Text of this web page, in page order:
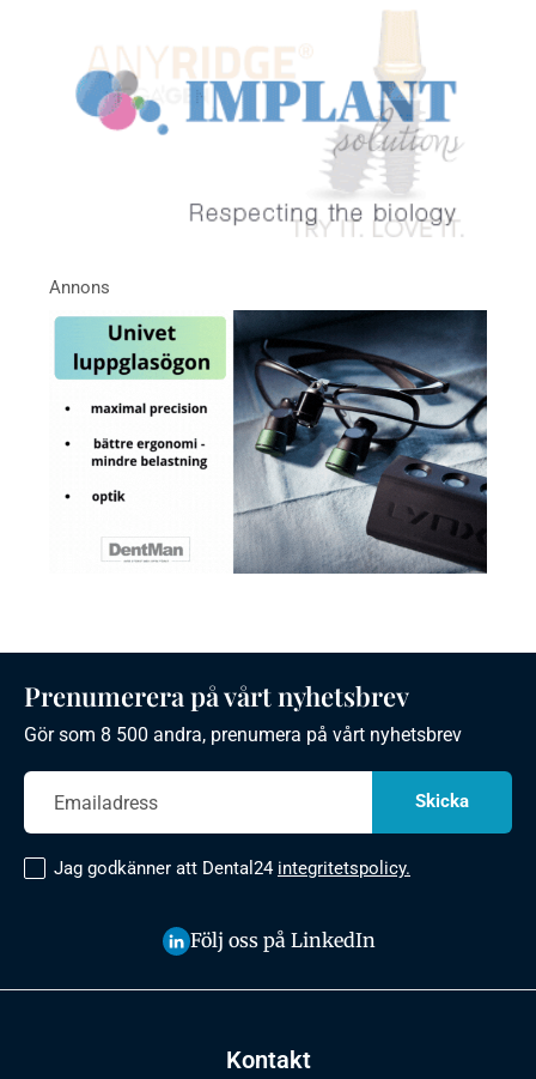
Kontakt
Prenumerera på vårt nyhetsbrev
Gör som 8 500 andra, prenumera på vårt nyhetsbrev
Jag godkänner att Dental24 integritetspolicy.
Följ oss på LinkedIn